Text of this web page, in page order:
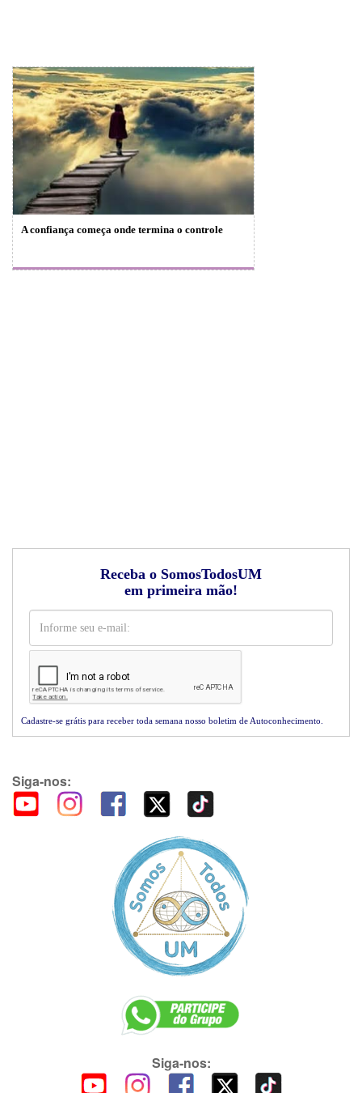
A confiança começa onde termina o controle
Receba o SomosTodosUM
em primeira mão!
Cadastre-se grátis para receber toda semana nosso boletim de Autoconhecimento.
Siga-nos:
Siga-nos: